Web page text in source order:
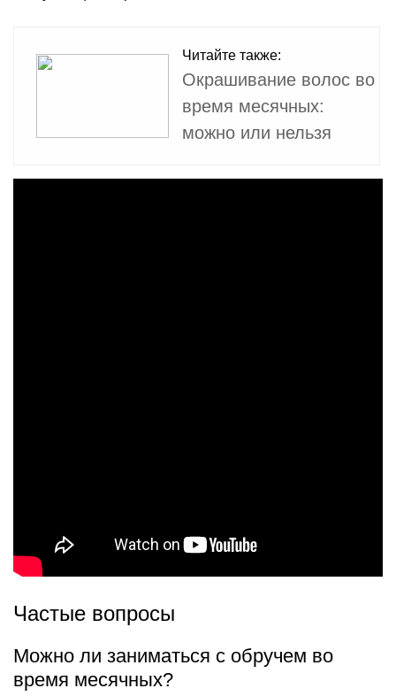
Читайте также:
Окрашивание волос во
время месячных:
можно или нельзя
Частые вопросы
Можно ли заниматься с обручем во
время месячных?